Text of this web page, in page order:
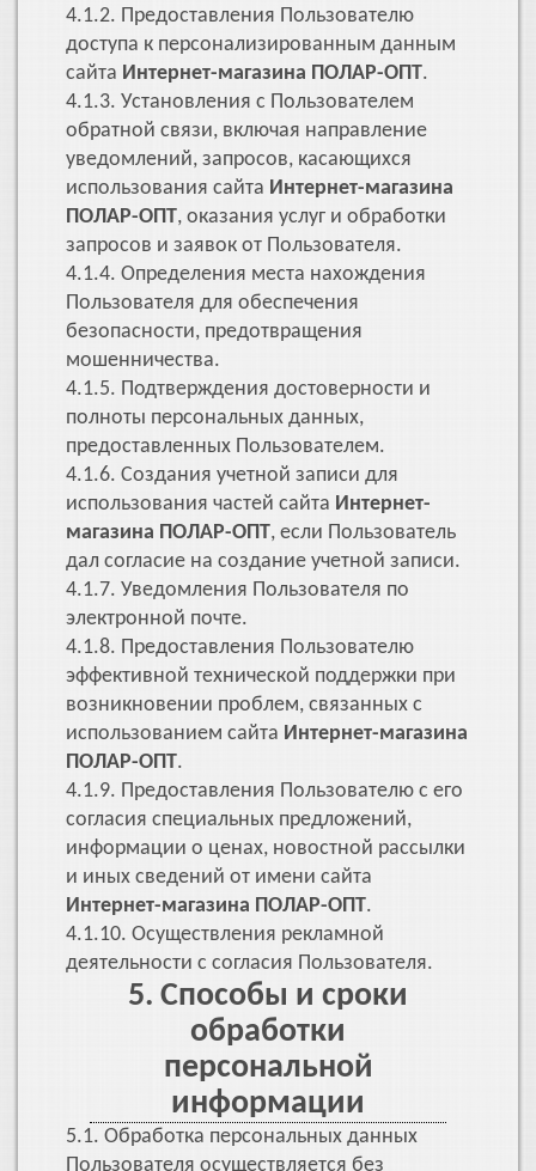
4.1.2. Предоставления Пользователю
доступа к персонализированным данным
сайта Интернет-магазина ПОЛАР-ОПТ.
4.1.3. Установления с Пользователем
обратной связи, включая направление
уведомлений, запросов, касающихся
использования сайта Интернет-магазина
ПОЛАР-ОПТ, оказания услуг и обработки
запросов и заявок от Пользователя.
4.1.4. Определения места нахождения
Пользователя для обеспечения
безопасности, предотвращения
мошенничества.
4.1.5. Подтверждения достоверности и
полноты персональных данных,
предоставленных Пользователем.
4.1.6. Создания учетной записи для
использования частей сайта Интернет-
магазина ПОЛАР-ОПТ, если Пользователь
дал согласие на создание учетной записи.
4.1.7. Уведомления Пользователя по
электронной почте.
4.1.8. Предоставления Пользователю
эффективной технической поддержки при
возникновении проблем, связанных с
использованием сайта Интернет-магазина
ПОЛАР-ОПТ.
4.1.9. Предоставления Пользователю с его
согласия специальных предложений,
информации о ценах, новостной рассылки
и иных сведений от имени сайта
Интернет-магазина ПОЛАР-ОПТ.
4.1.10. Осуществления рекламной
деятельности с согласия Пользователя.
5. Способы и сроки
обработки
персональной
информации
5.1. Обработка персональных данных
Пользователя осуществляется без